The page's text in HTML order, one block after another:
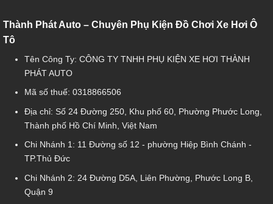
Thành Phát Auto – Chuyên Phụ Kiện Đồ Chơi Xe Hơi Ô
Tô
Tên Công Ty: CÔNG TY TNHH PHỤ KIỆN XE HƠI THÀNH
PHÁT AUTO
Mã số thuế: 0318866506
Địa chỉ: Số 24 Đường 250, Khu phố 60, Phường Phước Long,
Thành phố Hồ Chí Minh, Việt Nam
Chi Nhánh 1: 11 Đường số 12 - phường Hiệp Bình Chánh -
TP.Thủ Đức
Chi Nhánh 2: 24 Đường D5A, Liên Phường, Phước Long B,
Quận 9